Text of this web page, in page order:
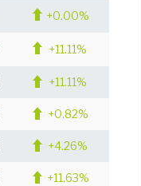
+0.00%
+11.11%
+11.11%
+0.82%
+4.26%
+11.63%